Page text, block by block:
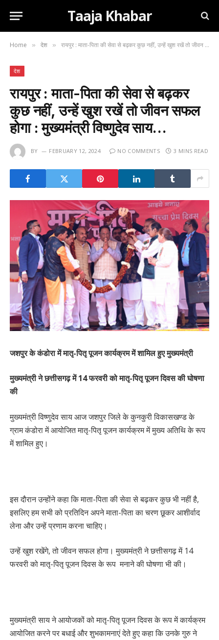
Taaja Khabar
Home » देश » रायपुर : माता-पिता की सेवा से बढ़कर कुछ नहीं, उन्हें खुश रखें तो जीवन सफल होगा : मुख्यमंत्री विष्णुदेव साय…
देश
रायपुर : माता-पिता की सेवा से बढ़कर
कुछ नहीं, उन्हें खुश रखें तो जीवन सफल
होगा : मुख्यमंत्री विष्णुदेव साय…
BY FEBRUARY 12, 2024 NO COMMENTS 3 MINS READ
जशपुर के कंडोरा में मातृ-पितृ पूजन कार्यक्रम में शामिल हुए मुख्यमंत्री
मुख्यमंत्री ने छत्तीसगढ़ में 14 फरवरी को मातृ-पितृ पूजन दिवस की घोषणा
की
मुख्यमंत्री विष्णुदेव साय आज जशपुर जिले के कुनकुरी विकासखण्ड के
ग्राम कंडोरा में आयोजित मातृ-पितृ पूजन कार्यक्रम में मुख्य अतिथि के रूप
में शामिल हुए।
इस दौरान उन्होंने कहा कि माता-पिता की सेवा से बढ़कर कुछ भी नहीं है,
इसलिए हम सभी को प्रतिदिन अपने माता-पिता का चरण छूकर आशीर्वाद
लेना और उन्हें प्रणाम करना चाहिए।
उन्हें खुश रखेंगे, तो जीवन सफल होगा। मुख्यमंत्री ने छत्तीसगढ़ में 14
फरवरी को मातृ-पितृ पूजन दिवस के रूप मनाने की घोषणा भी की।
मुख्यमंत्री साय ने आयोजकों को मातृ-पितृ पूजन दिवस के रूप में कार्यक्रम
आयोजित करने पर बधाई और शुभकामनाएं देते हुए कहा कि उनके गुरु ने